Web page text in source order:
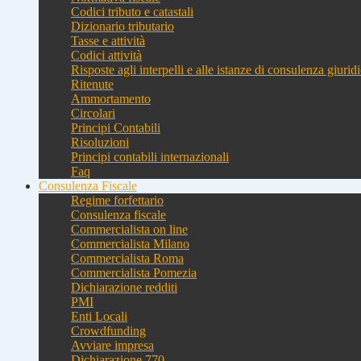
Codici tributo e catastali
Dizionario tributario
Tasse e attività
Codici attività
Risposte agli interpelli e alle istanze di consulenza
Ritenute
Ammortamento
Circolari
Principi Contabili
Risoluzioni
Principi contabili internazionali
Faq
Consulenza Fiscale
Regime forfettario
Consulenza fiscale
Commercialista on line
Commercialista Milano
Commercialista Roma
Commercialista Pomezia
Dichiarazione redditi
PMI
Enti Locali
Crowdfunding
Avviare impresa